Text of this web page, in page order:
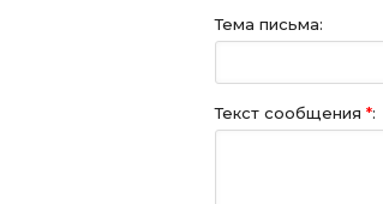
Тема письма:
Текст сообщения *: